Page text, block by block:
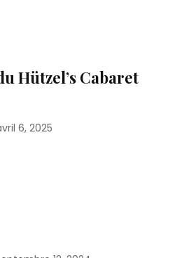
Hützel’s Cabaret
6, 2025